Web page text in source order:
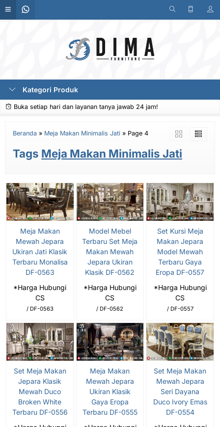
Kategori Produk
Buka setiap hari dan layanan tanya jawab 24 jam!
Beranda » Meja Makan Minimalis Jati » Page 4
Tags Meja Makan Minimalis Jati
Meja Makan
Mewah Jepara
Ukiran Jati Klasik
Terbaru Monalisa
DF-0563
*Harga Hubungi
CS
/ DF-0563
Model Mebel
Terbaru Set Meja
Makan Mewah
Jepara Ukiran
Klasik DF-0562
*Harga Hubungi
CS
/ DF-0562
Set Kursi Meja
Makan Jepara
Model Mewah
Terbaru Gaya
Eropa DF-0557
*Harga Hubungi
CS
/ DF-0557
Set Meja Makan
Jepara Klasik
Mewah Duco
Broken White
Terbaru DF-0556
Meja Makan
Mewah Jepara
Ukiran Klasik
Gaya Eropa
Terbaru DF-0555
Set Meja Makan
Mewah Jepara
Seri Dayana
Duco Ivory Emas
DF-0554